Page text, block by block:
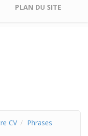
PLAN DU SITE
CV
Phrases